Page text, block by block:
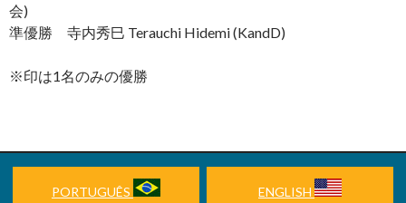
会)
準優勝 寺内秀巳 Terauchi Hidemi (KandD)
※印は1名のみの優勝
PORTUGUÊS ENGLISH